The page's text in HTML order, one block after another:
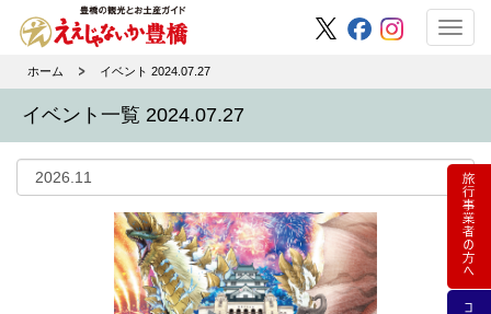
ホーム イベント 2024.07.27
イベント一覧 2024.07.27